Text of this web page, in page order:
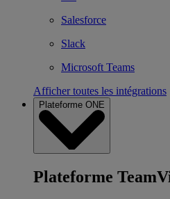
Salesforce
Slack
Microsoft Teams
Afficher toutes les intégrations
Plateforme ONE
Plateforme